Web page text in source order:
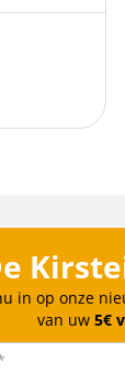
in op onze
van uw 5€